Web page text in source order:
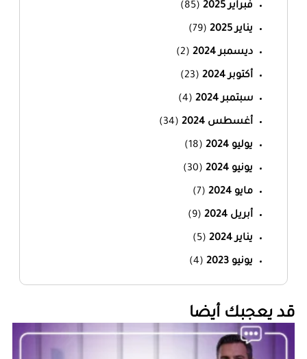
فبراير 2025 (85)
يناير 2025 (79)
ديسمبر 2024 (2)
أكتوبر 2024 (23)
سبتمبر 2024 (4)
أغسطس 2024 (34)
يوليو 2024 (18)
يونيو 2024 (30)
مايو 2024 (7)
أبريل 2024 (9)
يناير 2024 (5)
يونيو 2023 (4)
‏قد يعجبك أيضا‏